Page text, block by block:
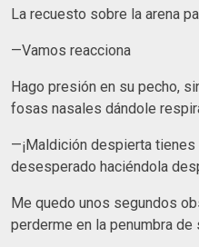
La recuesto sobre la arena
—Vamos reacciona
Hago presión en su pecho,
fosas nasales dándole
—¡Maldición despierta
desesperado haciéndola
Me quedo unos segundos
perderme en la penumbra de